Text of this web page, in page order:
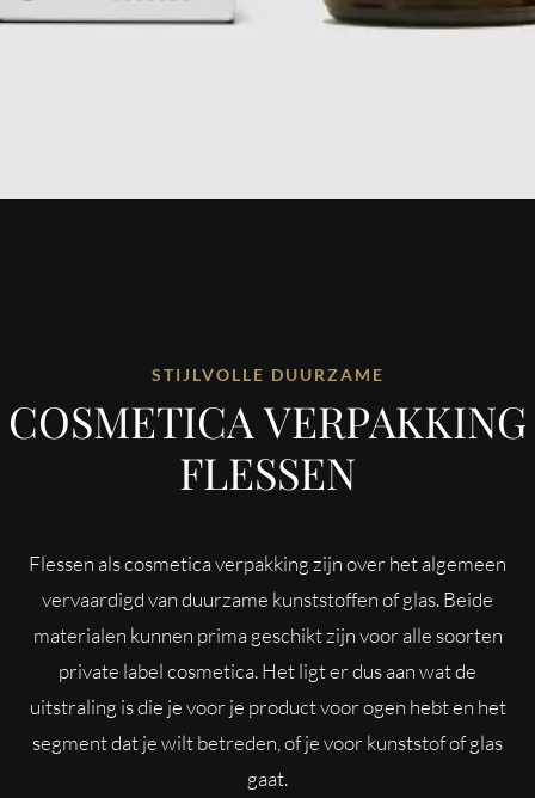
STIJLVOLLE DUURZAME
COSMETICA VERPAKKING
FLESSEN
Flessen als cosmetica verpakking zijn over het algemeen
vervaardigd van duurzame kunststoffen of glas. Beide
materialen kunnen prima geschikt zijn voor alle soorten
private label cosmetica. Het ligt er dus aan wat de
uitstraling is die je voor je product voor ogen hebt en het
segment dat je wilt betreden, of je voor kunststof of glas
gaat.